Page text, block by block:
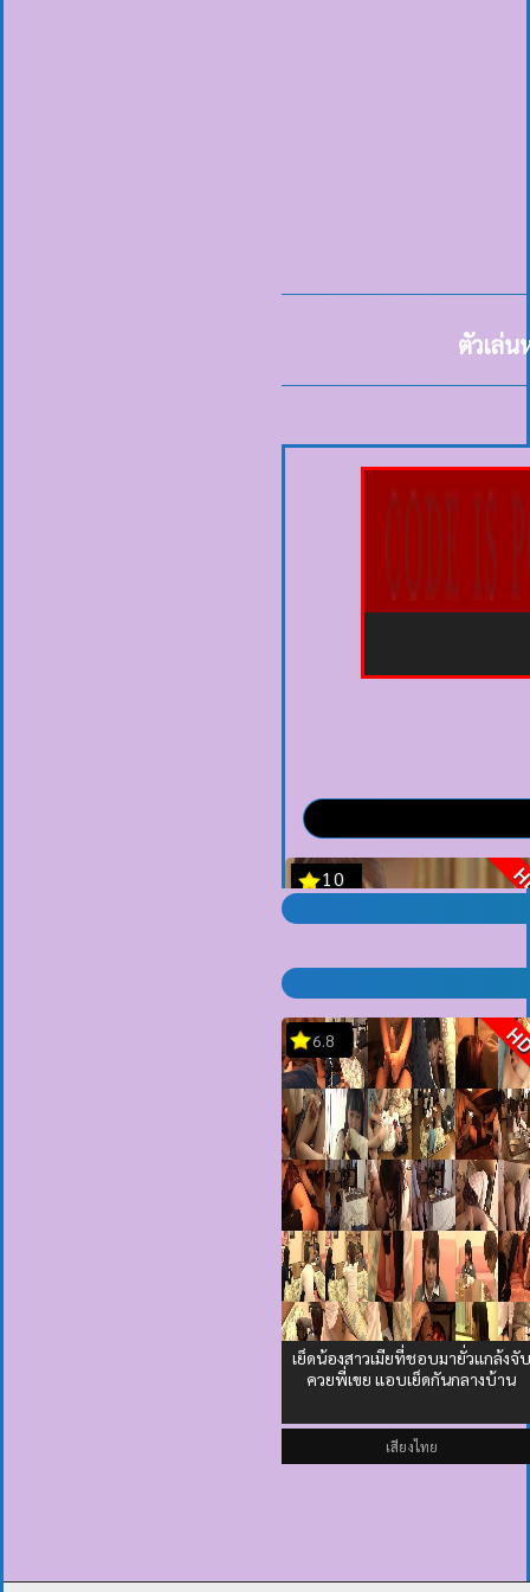
ตัวเล่น
6.8
เย็ดน้องสาวเมียที่ชอบมายั่วแกล้งจับ
ควยพี่เขย แอบเย็ดกันกลางบ้าน
เสียงไทย